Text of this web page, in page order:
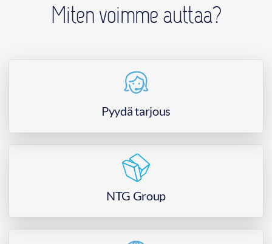
Miten voimme auttaa?
Pyydä tarjous
NTG Group